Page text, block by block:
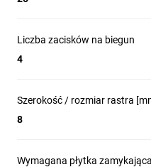
Liczba zacisków na biegun
4
Szerokość / rozmiar rastra
8
Wymagana płytka zamykająca